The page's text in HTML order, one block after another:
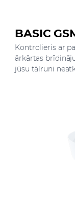
BASIC
Kontrolieris ar
ārkārtas
jūsu tālruni